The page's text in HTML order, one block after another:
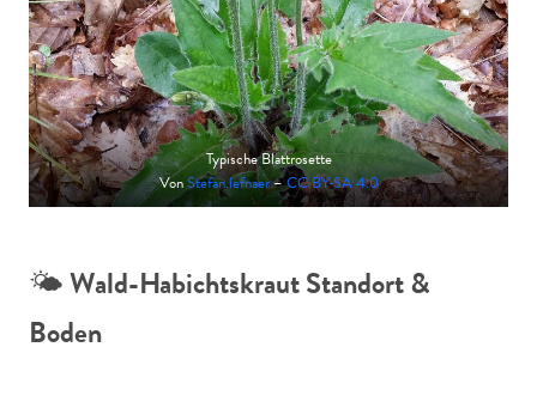
Typische Blattrosette
VonStefan.lefnaer–CC BY-SA 4.0
🌤️Wald-Habichtskraut Standort &
Boden